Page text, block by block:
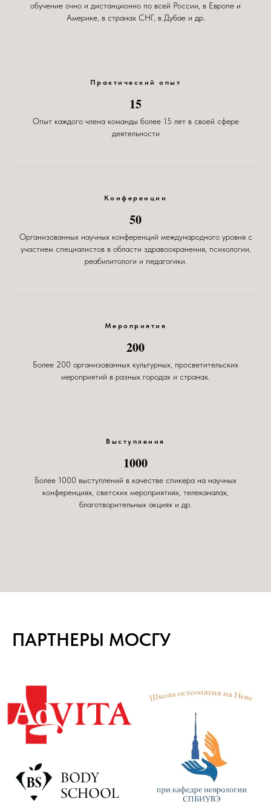
обучение очно и дистанционно по всей России, в Европе и
Америке, в странах СНГ, в Дубае и др.
Практический опыт
15
Опыт каждого члена команды более 15 лет в своей сфере
деятельности
Конференции
50
Организованных научных конференций международного уровня с
участием специалистов в области здравоохранения, психологии,
реабилитологи и педагогики.
Мероприятия
200
Более 200 организованных культурных, просветительских
мероприятий в разных городах и странах.
Выступления
1000
Более 1000 выступлений в качестве спикера на научных
конференциях, светских мероприятиях, телеканалах,
благотворительных акциях и др.
ПАРТНЕРЫ МОСГУ